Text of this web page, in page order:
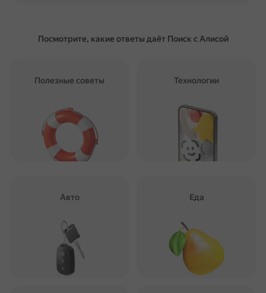
Посмотрите, какие ответы даёт Поиск с Алисой
Полезные советы Технологии
Еда
Авто